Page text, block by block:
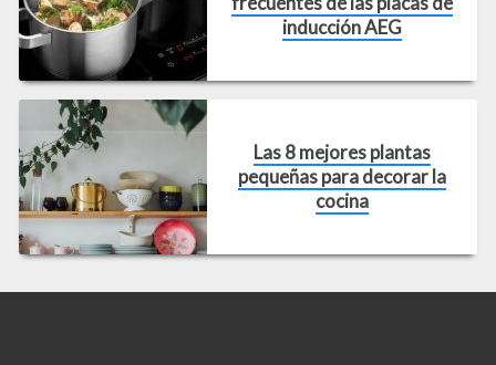
inducción AEG
Las 8 mejores plantas
pequeñas para decorar la
cocina